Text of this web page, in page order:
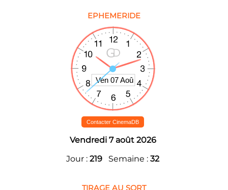
EPHEMERIDE
Contacter CinemaDB
Vendredi 7 août 2026
Jour : 219 Semaine : 32
TIRAGE AU SORT